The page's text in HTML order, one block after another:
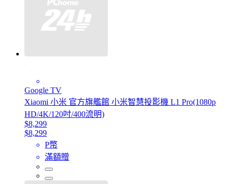
Google TV
Xiaomi 小米 官方旗艦館 小米智慧投影機 L1 Pro(1080p
HD/4K/120吋/400流明)
$8,299
$8,299
P幣
滿額贈